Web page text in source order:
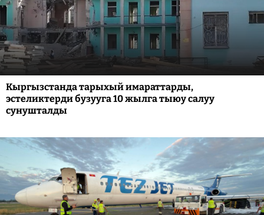
Кыргызстанда тарыхый имараттарды,
эстеликтерди бузууга 10 жылга тыюу салуу
сунушталды